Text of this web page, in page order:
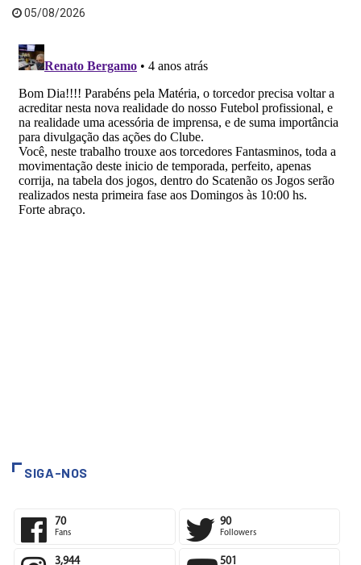
05/08/2026
SIGA-NOS
70
Fans
90
Followers
3,944 501